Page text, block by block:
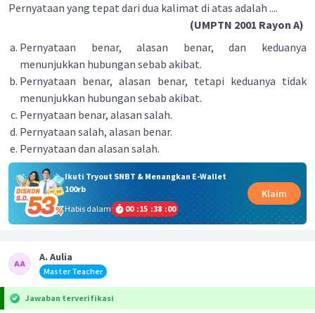
Pernyataan yang tepat dari dua kalimat di atas adalah ....
(UMPTN 2001 Rayon A)
Pernyataan benar, alasan benar, dan keduanya
menunjukkan hubungan sebab akibat.
Pernyataan benar, alasan benar, tetapi keduanya tidak
menunjukkan hubungan sebab akibat.
Pernyataan benar, alasan salah.
Pernyataan salah, alasan benar.
Pernyataan dan alasan salah.
Ikuti Tryout SNBT & Menangkan E-Wallet
100rb
Habis dalam
00 :15 :38 :00
Klaim
A. Aulia
Master Teacher
Jawaban terverifikasi